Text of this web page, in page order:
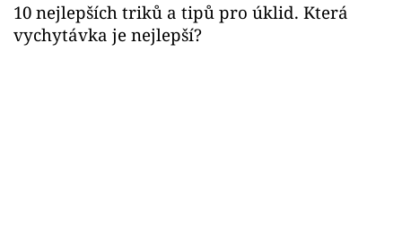
10 nejlepších triků a tipů pro úklid. Která
vychytávka je nejlepší?